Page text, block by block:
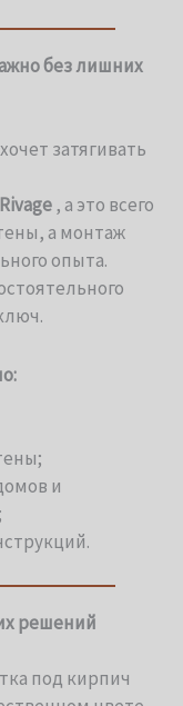
без лишних
затягивать
Rivage, а это всего
а монтаж
опыта.
и
решений
под кирпич